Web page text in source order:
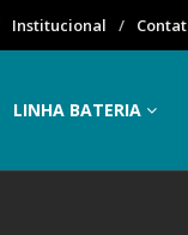
Institucional
LINHA BATERIA